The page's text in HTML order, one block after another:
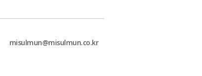
misulmun@misulmun.co.kr